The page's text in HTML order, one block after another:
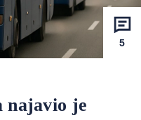
5
najavio je